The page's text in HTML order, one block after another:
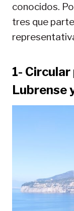
conocidos.
tres que
1-
Lubrense